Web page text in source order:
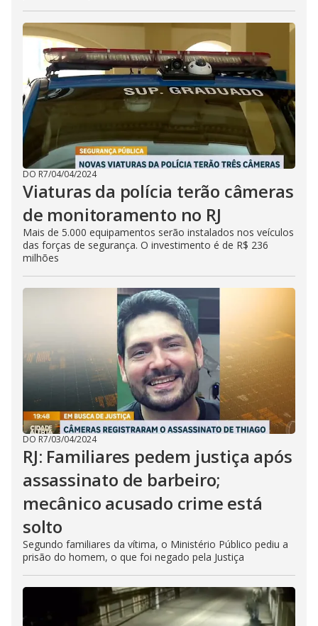
DO R7/04/04/2024
Viaturas da polícia terão câmeras
de monitoramento no RJ
Mais de 5.000 equipamentos serão instalados nos veículos
das forças de segurança. O investimento é de R$ 236
milhões
DO R7/03/04/2024
RJ: Familiares pedem justiça após
assassinato de barbeiro;
mecânico acusado crime está
solto
Segundo familiares da vítima, o Ministério Público pediu a
prisão do homem, o que foi negado pela Justiça